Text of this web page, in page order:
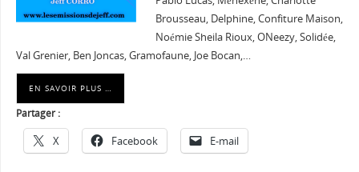
Brousseau, Delphine, Confiture Maison,
Noémie Sheila Rioux, ONeezy, Solidée,
Val Grenier, Ben Joncas, Gramofaune, Joe Bocan,…
EN SAVOIR PLUS …
Partager :
X Facebook E-mail